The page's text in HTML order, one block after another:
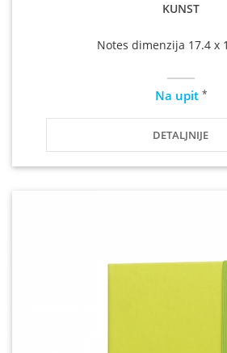
KUNST
Notes dimenzija 17.4 x
Na upit *
DETALJNIJE